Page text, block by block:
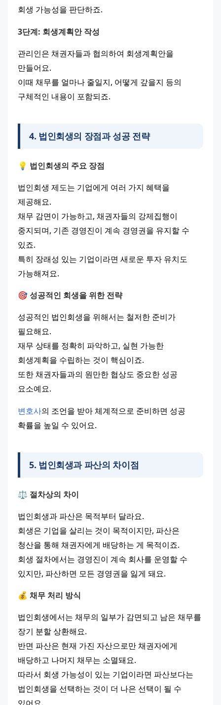
회생 가능성을 판단하죠.
3단계: 회생계획안 작성
관리인은 채권자들과 협의하여 회생계획안을
만들어요.
이때 채무를 얼마나 줄일지, 어떻게 갚을지 등의
구체적인 내용이 포함되죠.
4. 법인회생의 장점과 성공 전략
💡 법인회생의 주요 장점
법인회생 제도는 기업에게 여러 가지 혜택을
제공해요.
채무 감면이 가능하고, 채권자들의 강제집행이
중지되며, 기존 경영진이 계속 경영권을 유지할 수
있죠.
특히 장래성 있는 기업이라면 새로운 투자 유치도
가능해져요.
🎯 성공적인 회생을 위한 전략
성공적인 법인회생을 위해서는 철저한 준비가
필요해요.
재무 상태를 정확히 파악하고, 실현 가능한
회생계획을 수립하는 것이 핵심이죠.
또한 채권자들과의 원만한 협상도 중요한 성공
요소예요.
변호사의 조언을 받아 체계적으로 준비하면 성공
확률을 높일 수 있어요.
5. 법인회생과 파산의 차이점
⚖️ 절차상의 차이
법인회생과 파산은 목적부터 달라요.
회생은 기업을 살리는 것이 목적이지만, 파산은
청산을 통해 채권자에게 배당하는 게 목적이죠.
회생 절차에서는 경영진이 계속 회사를 운영할 수
있지만, 파산하면 모든 경영권을 잃게 돼요.
💰 채무 처리 방식
법인회생에서는 채무의 일부가 감면되고 남은 채무를
장기 분할 상환해요.
반면 파산은 현재 가진 자산으로만 채권자에게
배당하고 나머지 채무는 소멸돼요.
따라서 회생 가능성이 있는 기업이라면 파산보다는
법인회생을 선택하는 것이 더 나은 선택이 될 수